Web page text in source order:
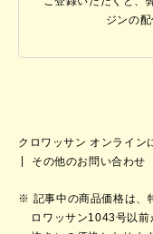
ジンの
クロワッサン オンライン
その他のお問い合わせ
記事中の商品価格は、
ロワッサン1043号以